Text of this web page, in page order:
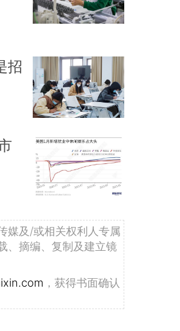
招
媒及/或相关权利人专属
、摘编、复制及建立镜
，获得书面确认